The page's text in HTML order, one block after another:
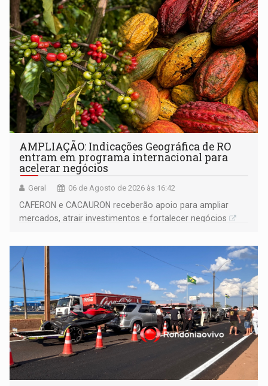
AMPLIAÇÃO: Indicações Geográfica de RO
entram em programa internacional para
acelerar negócios
Geral 06 de Agosto de 2026 às 16:42
CAFERON e CACAURON receberão apoio para ampliar
mercados, atrair investimentos e fortalecer negócios